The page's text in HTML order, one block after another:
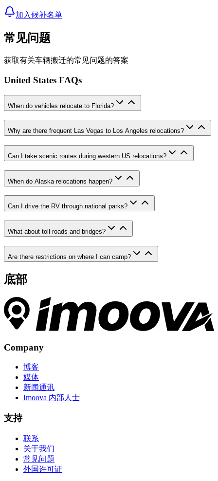
加入候补名单
常见问题
获取有关车辆搬迁的常见问题的答案
United States FAQs
When do vehicles relocate to Florida?
Why are there frequent Las Vegas to Los Angeles relocations?
Can I take scenic routes during western US relocations?
When do Alaska relocations happen?
Can I drive the RV through national parks?
What about toll roads and bridges?
Are there restrictions on where I can camp?
底部
Company
博客
媒体
新闻通讯
Imoova 内部人士
支持
联系
关于我们
常见问题
外国许可证